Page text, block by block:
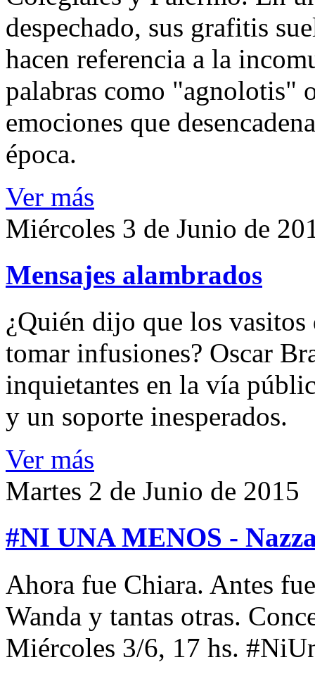
despechado, sus grafitis
hacen referencia a la
palabras como "agnolotis"
emociones que
época.
Ver más
Miércoles 3 de Junio de
Mensajes alambrados
¿Quién dijo que los
tomar infusiones? Oscar
inquietantes en la vía
y un soporte inesperados.
Ver más
Martes 2 de Junio de 2015
#NI UNA MENOS -
Ahora fue Chiara. Antes
Wanda y tantas otras.
Miércoles 3/6, 17 hs.